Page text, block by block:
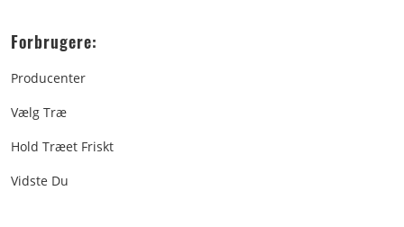
Forbrugere:
Producenter
Vælg Træ
Hold Træet Friskt
Vidste Du